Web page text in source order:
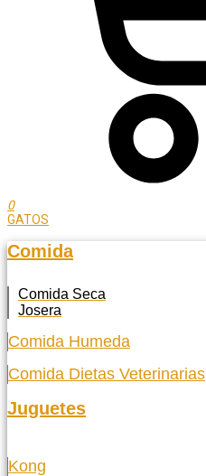
0
GATOS
Comida
Comida Seca
Josera
Comida Humeda
Comida Dietas Veterinarias
Juguetes
Kong